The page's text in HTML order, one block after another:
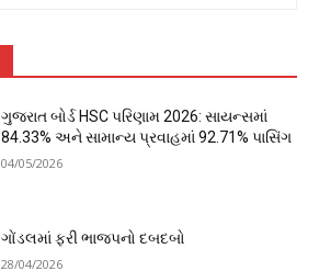
ગુજરાત બોર્ડ HSC પરિણામ 2026: સાયન્સમાં
84.33% અને સામાન્ય પ્રવાહમાં 92.71% પાસિંગ
04/05/2026
ગોંડલમાં ફરી ભાજપનો દબદબો
28/04/2026